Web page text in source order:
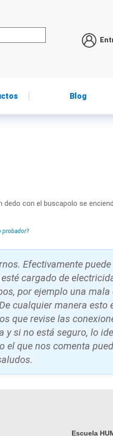
Blog
con el buscapolo se
probador?
Efectivamente
cargado de
por ejemplo una mala
cualquier manera esto
que revise las
y si no está seguro, lo
el que nos comenta
Escuela